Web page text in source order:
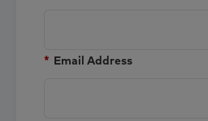
* Email Address